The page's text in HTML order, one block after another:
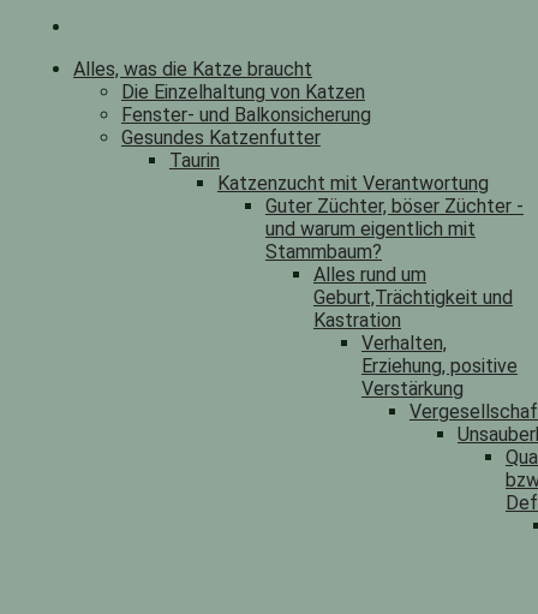
Alles, was die Katze braucht
Die Einzelhaltung von Katzen
Fenster- und Balkonsicherung
Gesundes Katzenfutter
Taurin
Katzenzucht mit Verantwortung
Guter Züchter, böser Züchter -
und warum eigentlich mit
Stammbaum?
Alles rund um
Geburt,Trächtigkeit und
Kastration
Verhalten,
Erziehung, positive
Verstärkung